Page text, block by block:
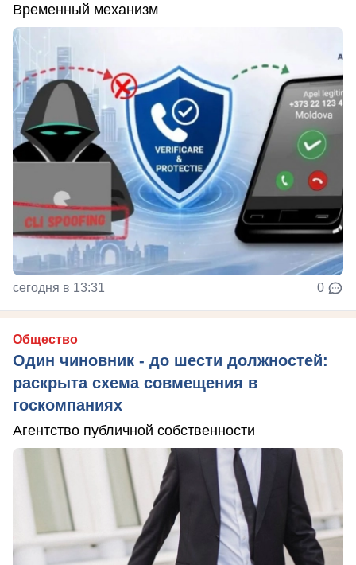
Временный механизм
сегодня в 13:31 0
Общество
Один чиновник - до шести должностей:
раскрыта схема совмещения в
госкомпаниях
Агентство публичной собственности